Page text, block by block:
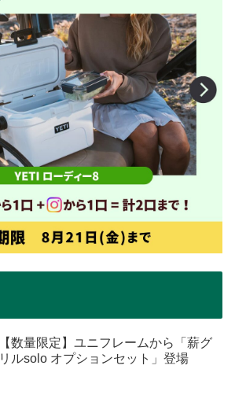
【数量限定】ユニフレームから「薪グ
リルsolo オプションセット」登場